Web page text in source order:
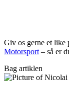
Giv os gerne et like
Motorsport– så er
Bag artiklen